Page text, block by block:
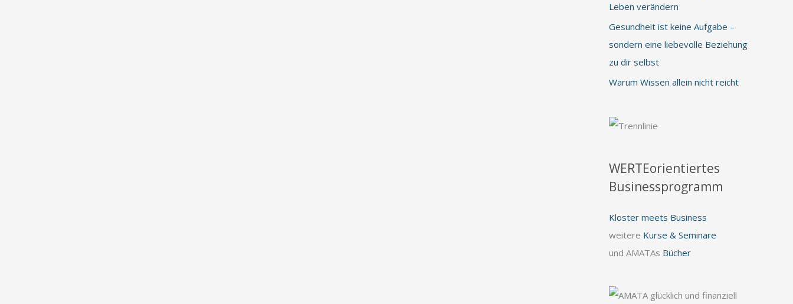
Leben verändern
Gesundheit ist keine Aufgabe –
sondern eine liebevolle Beziehung
zu dir selbst
Warum Wissen allein nicht reicht
WERTEorientiertes
Businessprogramm
Kloster meets Business
weitere Kurse & Seminare
und AMATAs Bücher